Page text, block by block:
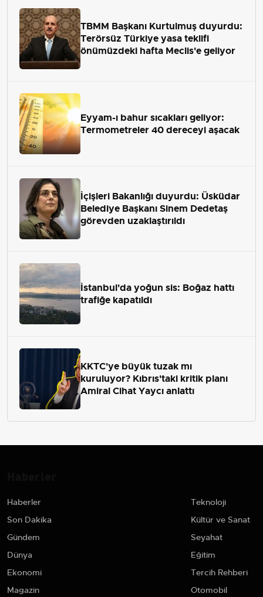
TBMM Başkanı Kurtulmuş duyurdu:
Terörsüz Türkiye yasa teklifi
önümüzdeki hafta Meclis'e geliyor
Eyyam-ı bahur sıcakları geliyor:
Termometreler 40 dereceyi aşacak
İçişleri Bakanlığı duyurdu: Üsküdar
Belediye Başkanı Sinem Dedetaş
görevden uzaklaştırıldı
İstanbul'da yoğun sis: Boğaz hattı
trafiğe kapatıldı
KKTC'ye büyük tuzak mı
kuruluyor? Kıbrıs'taki kritik planı
Amiral Cihat Yaycı anlattı
Haberler
Son Dakika
Gündem
Dünya
Ekonomi
Magazin
Teknoloji
Kültür ve Sanat
Seyahat
Eğitim
Tercih Rehberi
Otomobil